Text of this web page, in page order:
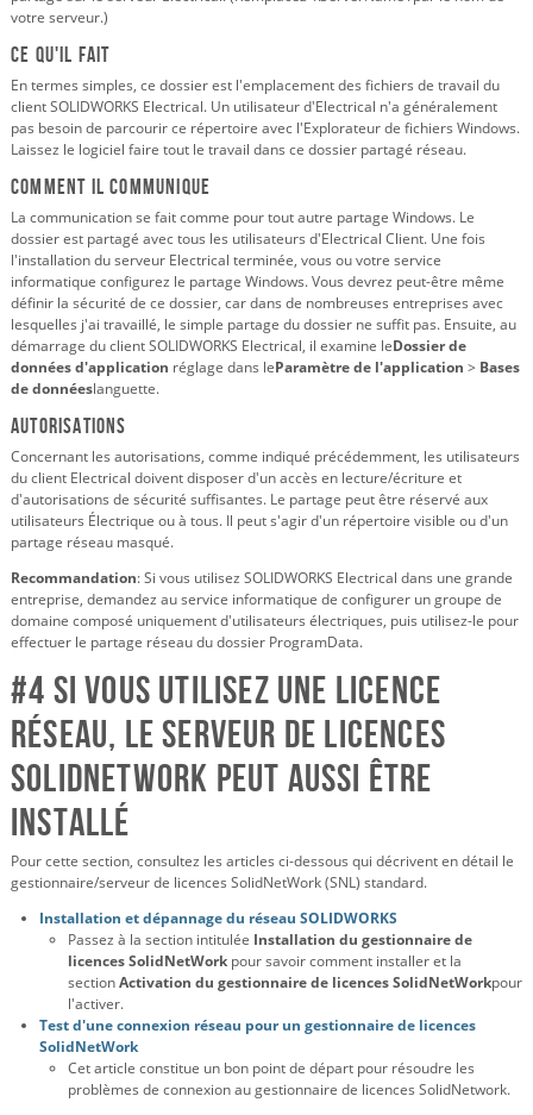
votre serveur.)
Ce qu'il fait
En termes simples, ce dossier est l'emplacement des fichiers de travail du
client SOLIDWORKS Electrical. Un utilisateur d'Electrical n'a généralement
pas besoin de parcourir ce répertoire avec l'Explorateur de fichiers Windows.
Laissez le logiciel faire tout le travail dans ce dossier partagé réseau.
Comment il communique
La communication se fait comme pour tout autre partage Windows. Le
dossier est partagé avec tous les utilisateurs d'Electrical Client. Une fois
l'installation du serveur Electrical terminée, vous ou votre service
informatique configurez le partage Windows. Vous devrez peut-être même
définir la sécurité de ce dossier, car dans de nombreuses entreprises avec
lesquelles j'ai travaillé, le simple partage du dossier ne suffit pas. Ensuite, au
démarrage du client SOLIDWORKS Electrical, il examine leDossier de
données d'application réglage dans leParamètre de l'application > Bases
de donnéeslanguette.
Autorisations
Concernant les autorisations, comme indiqué précédemment, les utilisateurs
du client Electrical doivent disposer d'un accès en lecture/écriture et
d'autorisations de sécurité suffisantes. Le partage peut être réservé aux
utilisateurs Électrique ou à tous. Il peut s'agir d'un répertoire visible ou d'un
partage réseau masqué.
Recommandation: Si vous utilisez SOLIDWORKS Electrical dans une grande
entreprise, demandez au service informatique de configurer un groupe de
domaine composé uniquement d'utilisateurs électriques, puis utilisez-le pour
effectuer le partage réseau du dossier ProgramData.
#4 Si vous utilisez une licence
réseau, le serveur de licences
SolidNetWork peut aussi être
installé
Pour cette section, consultez les articles ci-dessous qui décrivent en détail le
gestionnaire/serveur de licences SolidNetWork (SNL) standard.
Installation et dépannage du réseau SOLIDWORKS
Passez à la section intitulée Installation du gestionnaire de
licences SolidNetWork pour savoir comment installer et la
sectionActivation du gestionnaire de licences SolidNetWorkpour
l'activer.
Test d'une connexion réseau pour un gestionnaire de licences
SolidNetWork
Cet article constitue un bon point de départ pour résoudre les
problèmes de connexion au gestionnaire de licences SolidNetwork.